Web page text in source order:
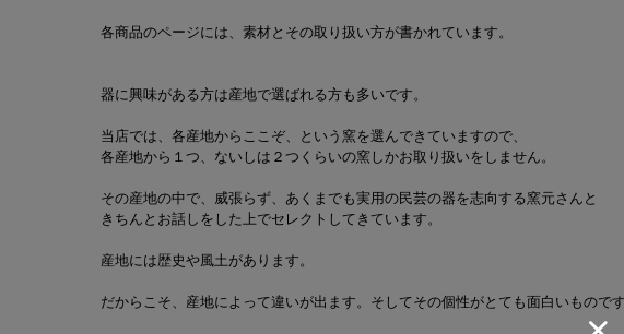
各商品のページには、素材とその取り扱い方が書かれています。
器に興味がある方は産地で選ばれる方も多いです。
当店では、各産地からここぞ、という窯を選んできていますので、
各産地から１つ、ないしは２つくらいの窯しかお取り扱いをしません。
その産地の中で、威張らず、あくまでも実用の民芸の器を志向する窯元さんと
きちんとお話しをした上でセレクトしてきています。
産地には歴史や風土があります。
だからこそ、産地によって違いが出ます。そしてその個性がとても面白いもので